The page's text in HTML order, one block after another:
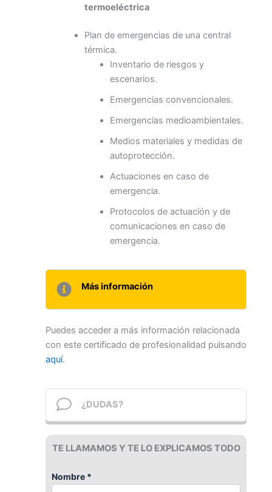
termoeléctrica
Plan de emergencias de una central
térmica.
Inventario de riesgos y
escenarios.
Emergencias convencionales.
Emergencias medioambientales.
Medios materiales y medidas de
autoprotección.
Actuaciones en caso de
emergencia.
Protocolos de actuación y de
comunicaciones en caso de
emergencia.
Más información
Puedes acceder a más información relacionada
con este certificado de profesionalidad pulsando
aquí.
¿DUDAS?
TE LLAMAMOS Y TE LO EXPLICAMOS TODO
Nombre *